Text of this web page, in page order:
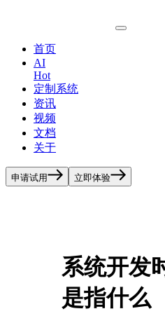
首页
AI
Hot
定制系统
资讯
视频
文档
关于
申请试用 立即体验
系统开发
是指什么